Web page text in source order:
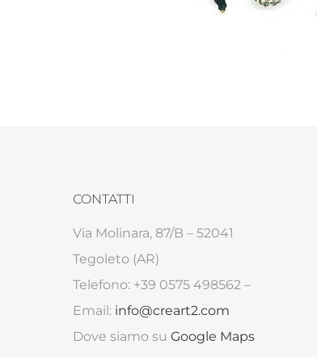
CONTATTI
Via Molinara, 87/B – 52041
Tegoleto (AR)
Telefono: +39 0575 498562 –
Email: info@creart2.com
Dove siamo su Google Maps